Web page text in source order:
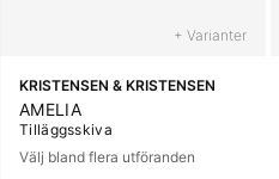
+ Varianter
KRISTENSEN & KRISTENSEN
AMELIA
Tilläggsskiva
Välj bland flera utföranden